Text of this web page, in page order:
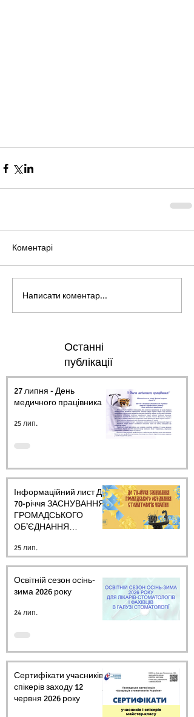
Коментарі
Написати коментар...
Останні
публікації
27 липня - День
медичного працівника.
25 лип.
Інформаційний лист ДО
70-річчя ЗАСНУВАННЯ
ГРОМАДСЬКОГО
ОБ’ЄДНАННЯ
УКРАЇНИ
25 лип.
Освітній сезон осінь-
зима 2026 року
24 лип.
Сертифікати учасників і
спікерів заходу 12
червня 2026 року